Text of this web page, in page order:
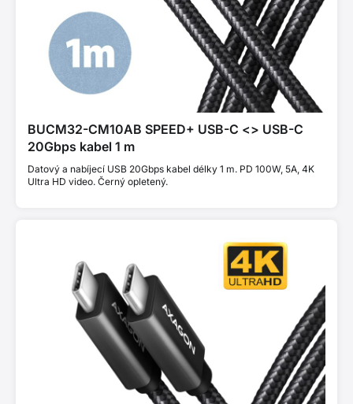
BUCM32-CM10AB SPEED+ USB-C <> USB-C
20Gbps kabel 1 m
Datový a nabíjecí USB 20Gbps kabel délky 1 m. PD 100W, 5A, 4K
Ultra HD video. Černý opletený.